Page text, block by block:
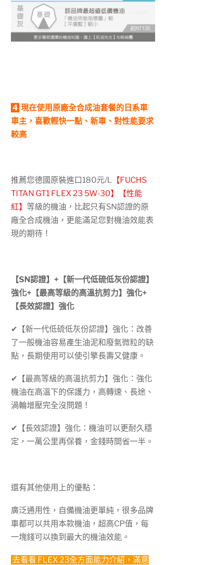
4 現在使用原廠全合成油套餐的日系車
車主，喜歡輕快一點、新車、對性能要求
較高
推薦您德國原裝進口180元/L 【FUCHS
TITAN GT1 FLEX 23 5W-30】【性能
紅】 等級的機油，比起只有SN認證的原
廠全合成機油，更能滿足您對機油效能表
現的期待！
【SN認證】+【新一代低硫低灰份認證】
強化+【最高等級的高溫抗剪力】強化+
【長效認證】強化
✔【新一代低硫低灰份認證】強化：改善
了一般機油容易產生油泥和廢氣微粒的缺
點，長期使用可以使引擎長壽又健康。
✔【最高等級的高溫抗剪力】強化：強化
機油在高溫下的保護力，高轉速、長途、
渦輪增壓完全沒問題！
✔【長效認證】強化：機油可以更耐久穩
定，一萬公里再保養，金錢時間省一半。
還有其他使用上的優點：
廣泛通用性，自備機油更單純，很多品牌
車都可以共用本款機油，超高CP值，每
一塊錢可以換到最大的機油效能。
去看看 FLEX 23全方面能力介紹，滿意